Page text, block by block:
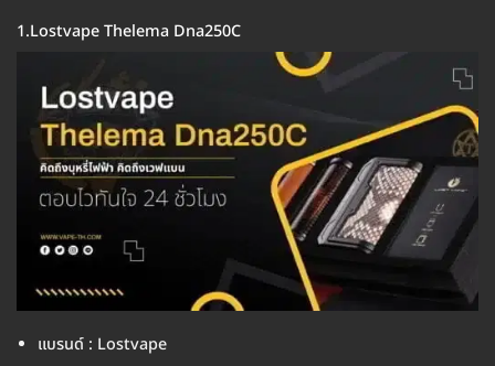
1.Lostvape Thelema Dna250C
แบรนด์ : Lostvape